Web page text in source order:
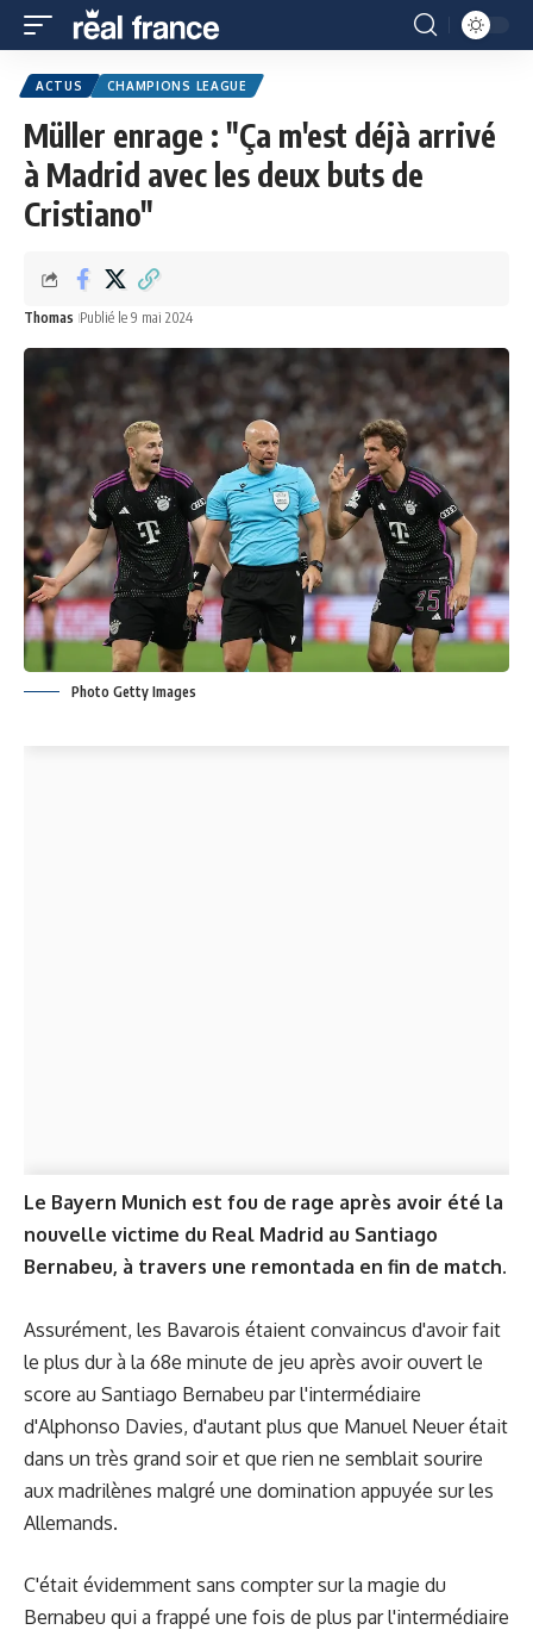
ACTUS CHAMPIONS LEAGUE
Müller enrage : "Ça m'est déjà arrivé
à Madrid avec les deux buts de
Cristiano"
Thomas Publié le 9 mai 2024
Photo Getty Images
Le Bayern Munich est fou de rage après avoir été la
nouvelle victime du Real Madrid au Santiago
Bernabeu, à travers une remontada en fin de match.
Assurément, les Bavarois étaient convaincus d'avoir fait
le plus dur à la 68e minute de jeu après avoir ouvert le
score au Santiago Bernabeu par l'intermédiaire
d'Alphonso Davies, d'autant plus que Manuel Neuer était
dans un très grand soir et que rien ne semblait sourire
aux madrilènes malgré une domination appuyée sur les
Allemands.
C'était évidemment sans compter sur la magie du
Bernabeu qui a frappé une fois de plus par l'intermédiaire